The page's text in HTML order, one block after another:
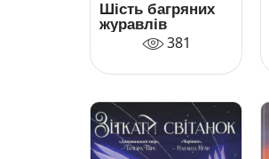
Шість багряних
журавлів
381